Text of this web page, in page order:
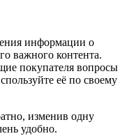
информации о
важного контента.
покупателя вопросы
её по своему
изменив одну
удобно.